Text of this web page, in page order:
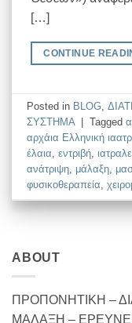
[…]
CONTINUE
Posted in BLOG ,
ΣΥΣΤΗΜΑ
Tagged
αρχάια Ελληνική
έλαια ,εντριβή
ανάτριψη μάλαξη
φυσικοθεραπεία ,
ABOUT
ΠΡΟΠΟΝΗΤΙΚΗ –
ΜΑΛΑΞΗ –